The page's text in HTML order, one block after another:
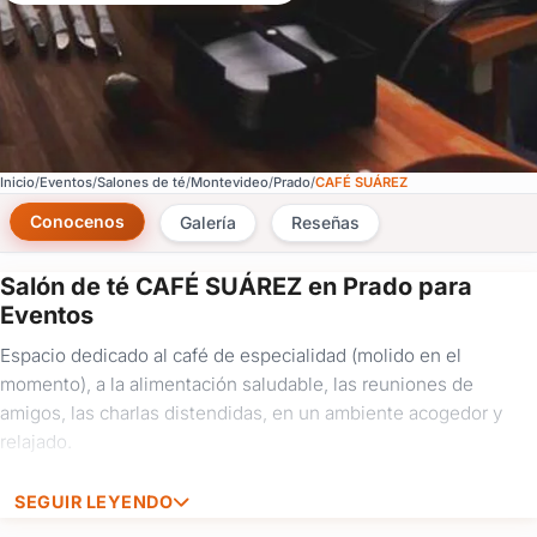
Inicio Eventos Salones de té Montevideo Prado CAFÉ SUÁREZ
Conocenos Galería Reseñas
Salón de té CAFÉ SUÁREZ en Prado para
Eventos
Espacio dedicado al café de especialidad (molido en el
momento), a la alimentación saludable, las reuniones de
amigos, las charlas distendidas, en un ambiente acogedor y
relajado.
SEGUIR LEYENDO
×
Consultar
¿Ya
tenés
cuenta?
aquí